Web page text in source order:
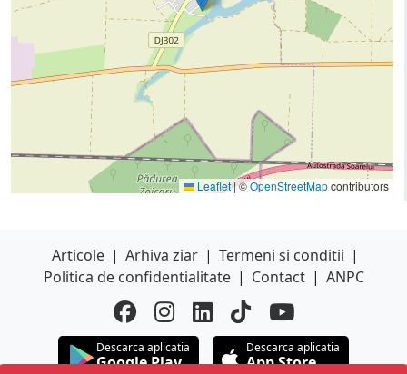
Leaflet|©OpenStreetMapcontributors
Articole | Arhiva ziar | Termeni si conditii |
Politica de confidentialitate | Contact | ANPC
Descarca aplicatia
Google Play
Descarca aplicatia
App Store